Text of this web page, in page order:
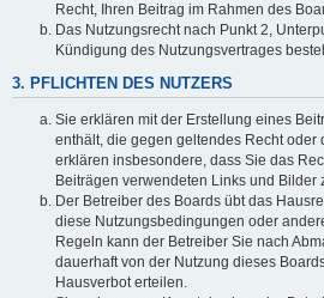
Recht, Ihren Beitrag im Rahmen des
Das Nutzungsrecht nach Punkt 2,
Kündigung des Nutzungsvertrages
3. PFLICHTEN DES NUTZERS
Sie erklären mit der Erstellung eines
enthält, die gegen geltendes Recht oder
erklären insbesondere, dass Sie das
Beiträgen verwendeten Links und Bilder
Der Betreiber des Boards übt das
diese Nutzungsbedingungen oder
Regeln kann der Betreiber Sie nach
dauerhaft von der Nutzung dieses
Hausverbot erteilen.